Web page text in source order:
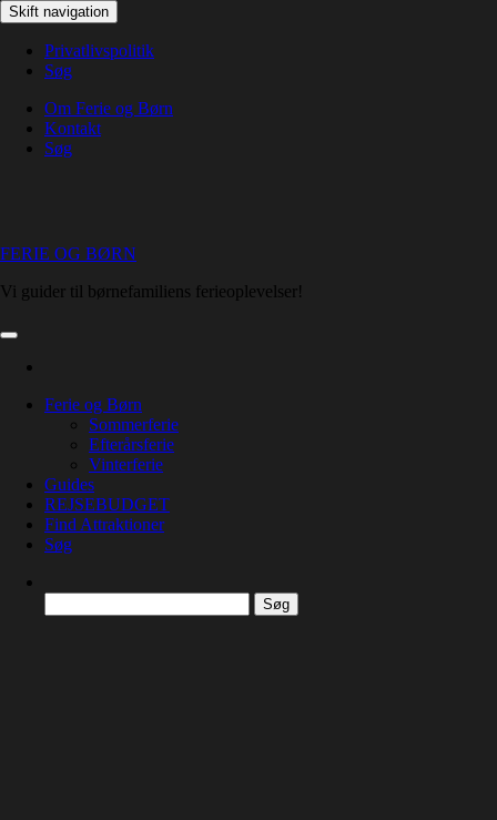
Skip
to
content
Skift navigation
Privatlivspolitik
Søg
Om Ferie og Børn
Kontakt
Søg
FERIE OG BØRN
Vi guider til børnefamiliens ferieoplevelser!
Ferie og Børn
Sommerferie
Efterårsferie
Vinterferie
Guides
REJSEBUDGET
Find Attraktioner
Søg
efter: